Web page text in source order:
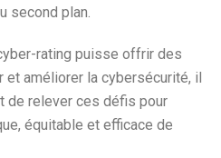
second plan.
rating puisse offrir des
et améliorer la cybersécurité, il
de relever ces défis pour
équitable et efficace de